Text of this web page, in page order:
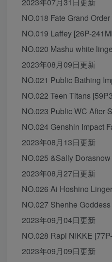
NO.018 Fate Grand
NO.019 Laffey [26P-
NO.020 Mashu white
2023年08月09日更新
NO.021 Public Bathing
NO.022 Teen Titans
NO.023 Public WC After
NO.024 Genshin Impact
2023年08月13日更新
NO.025 &Sally
2023年08月27日更新
NO.026 Ai Hoshino
NO.027 Shenhe
2023年09月04日更新
NO.028 Rapi NIKKE
2023年09月09日更新